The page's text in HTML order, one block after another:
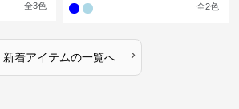
全3色 全2色
新着アイテムの一覧へ ›